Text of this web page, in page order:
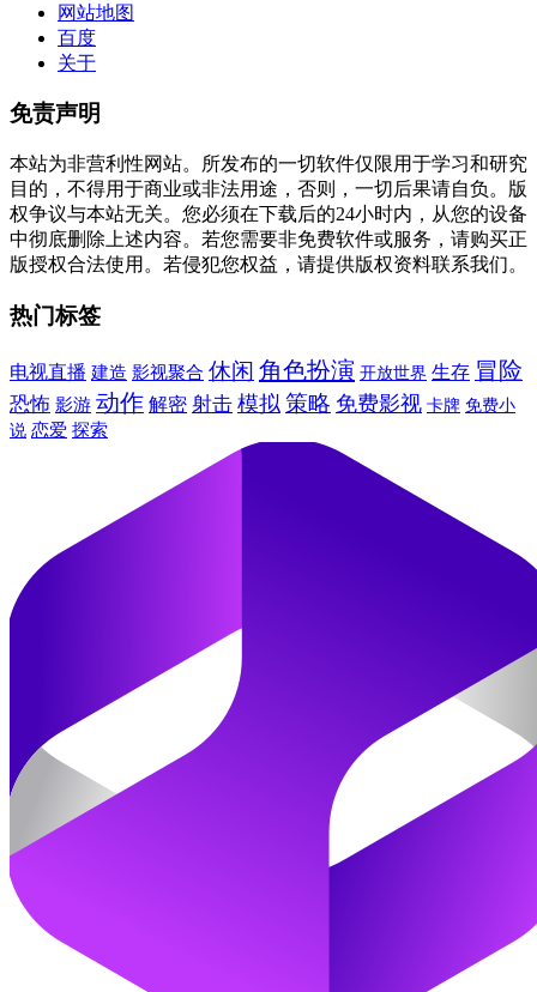
网站地图
百度
关于
免责声明
本站为非营利性网站。所发布的一切软件仅限用于学习和研究
目的，不得用于商业或非法用途，否则，一切后果请自负。版
权争议与本站无关。您必须在下载后的24小时内，从您的设备
中彻底删除上述内容。若您需要非免费软件或服务，请购买正
版授权合法使用。若侵犯您权益，请提供版权资料联系我们。
热门标签
电视直播 建造 影视聚合 休闲 角色扮演 开放世界 生存 冒险
恐怖 影游 动作 解密 射击 模拟 策略 免费影视 卡牌 免费小
说 恋爱 探索